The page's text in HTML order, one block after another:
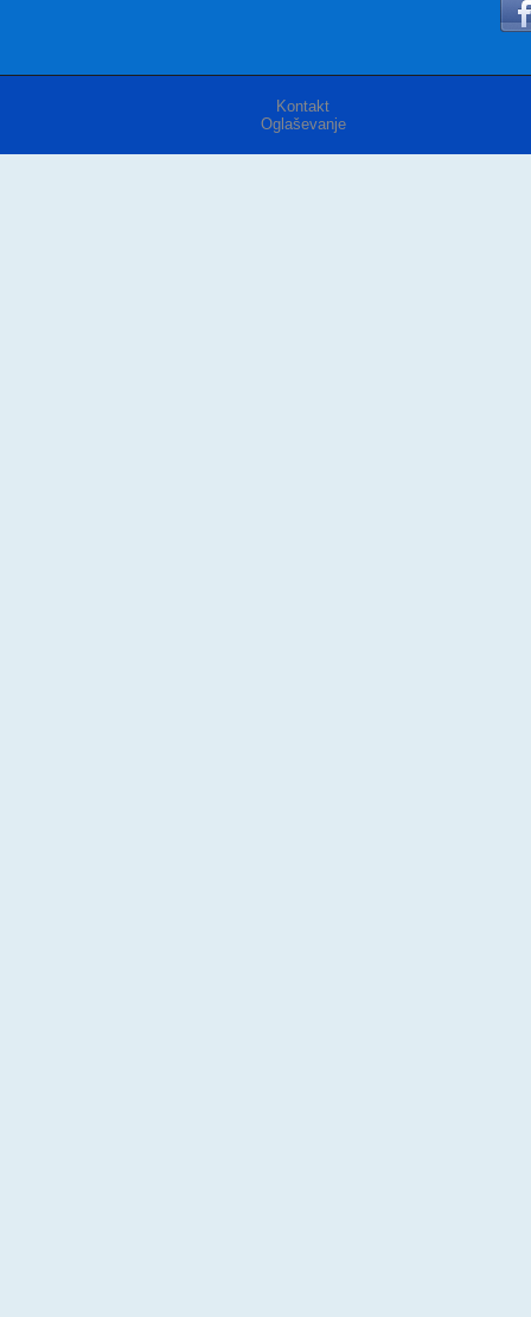
Kontakt
Oglaševanje